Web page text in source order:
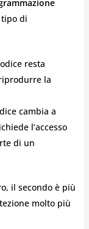
di
resta
la
cambia a
l’accesso
di un
il secondo è più
molto più